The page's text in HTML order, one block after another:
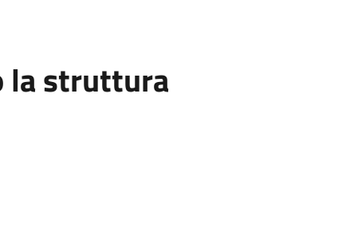
la struttura